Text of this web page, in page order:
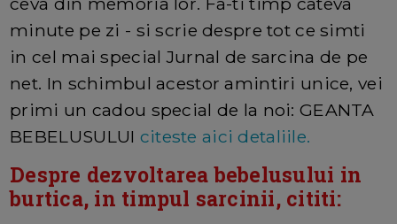
minute pe zi - si scrie despre tot ce simti
in cel mai special Jurnal de sarcina de pe
net. In schimbul acestor amintiri unice, vei
primi un cadou special de la noi: GEANTA
BEBELUSULUI citeste aici detaliile.
Despre dezvoltarea bebelusului in
burtica, in timpul sarcinii, cititi: